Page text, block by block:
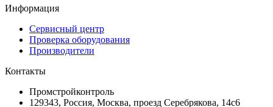
Информация
Сервисный центр
Проверка оборудования
Производители
Контакты
Промстройконтроль
129343, Россия, Москва, проезд Серебрякова, 14с6